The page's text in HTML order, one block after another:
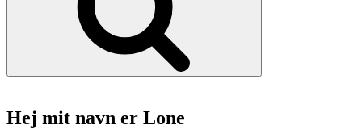
Hej mit navn er Lone